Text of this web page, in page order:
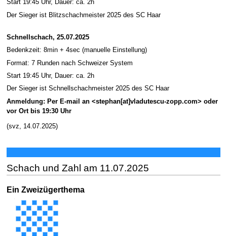
Start 19:45 Uhr, Dauer: ca. 2h
Der Sieger ist Blitzschachmeister 2025 des SC Haar
Schnellschach, 25.07.2025
Bedenkzeit: 8min + 4sec (manuelle Einstellung)
Format: 7 Runden nach Schweizer System
Start 19:45 Uhr, Dauer: ca. 2h
Der Sieger ist Schnellschachmeister 2025 des SC Haar
Anmeldung: Per E-mail an <stephan[at]vladutescu-zopp.com> oder
vor Ort bis 19:30 Uhr
(svz, 14.07.2025)
Schach und Zahl am 11.07.2025
Ein Zweizügerthema